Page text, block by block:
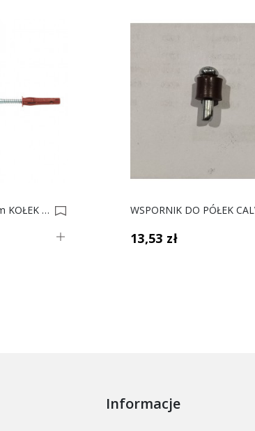
WKRĘT REGGI 120mm KOŁEK PÓŁKI WURTH 0007454
13,53 zł
Informacje